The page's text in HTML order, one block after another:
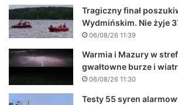
Tragiczny finał
Wydmińskim. Nie żyje
06/08/26 11:39
Warmia i Mazury w
gwałtowne burze i
06/08/26 11:30
Testy 55 syren